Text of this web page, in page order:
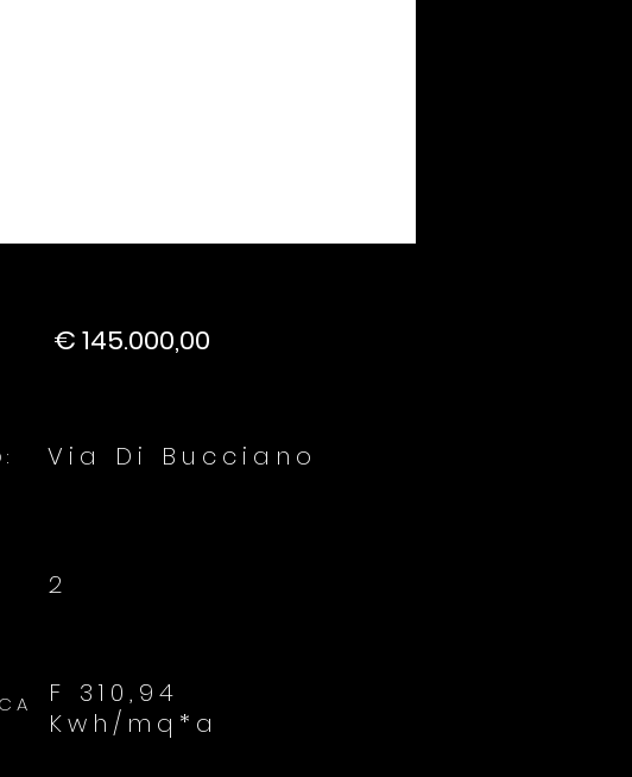
€ 145.000,00
Via Di Bucciano
2
F 310,94
Kwh/mq*a